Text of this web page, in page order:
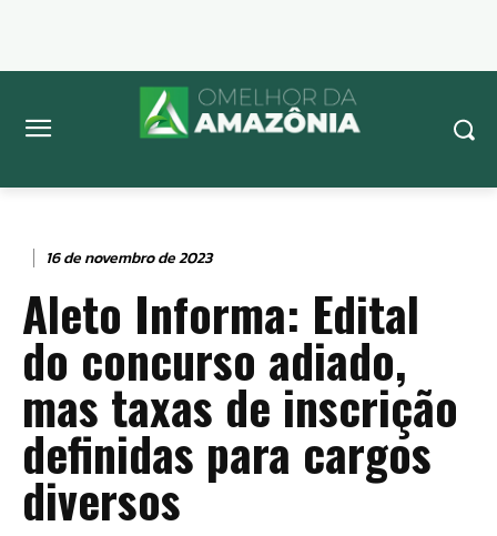
16 de novembro de 2023
Aleto Informa: Edital
do concurso adiado,
mas taxas de inscrição
definidas para cargos
diversos